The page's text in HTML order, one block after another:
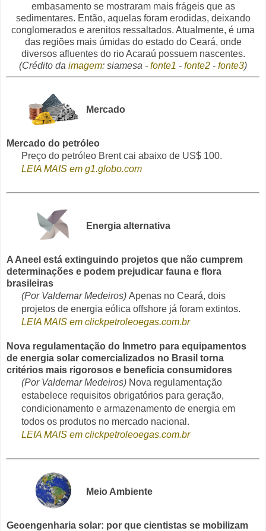
embasamento se mostraram mais frágeis que as
sedimentares. Então, aquelas foram erodidas, deixando
conglomerados e arenitos ressaltados. Atualmente, é uma
das regiões mais úmidas do estado do Ceará, onde
diversos afluentes do rio Acaraú possuem nascentes.
(Crédito da imagem: siamesa - fonte1 - fonte2 - fonte3)
Mercado
Mercado do petróleo
Preço do petróleo Brent cai abaixo de US$ 100.
LEIA MAIS em g1.globo.com
Energia alternativa
A Aneel está extinguindo projetos que não cumprem
determinações e podem prejudicar fauna e flora
brasileiras
(Por Valdemar Medeiros)Apenas no Ceará, dois
projetos de energia eólica offshore já foram extintos.
LEIA MAIS em clickpetroleoegas.com.br
Nova regulamentação do Inmetro para equipamentos
de energia solar comercializados no Brasil torna
critérios mais rigorosos e beneficia consumidores
(Por Valdemar Medeiros)Nova regulamentação
estabelece requisitos obrigatórios para geração,
condicionamento e armazenamento de energia em
todos os produtos no mercado nacional.
LEIA MAIS em clickpetroleoegas.com.br
Meio Ambiente
Geoengenharia solar: por que cientistas se mobilizam